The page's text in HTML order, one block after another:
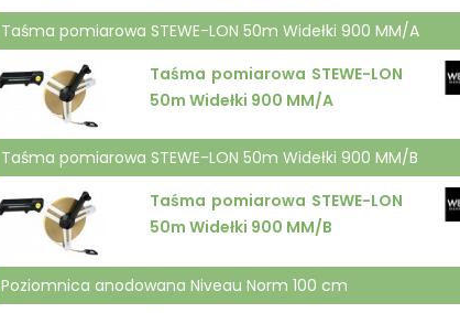
Taśma pomiarowa STEWE-LON 50m Widełki 900 MM/A
Taśma pomiarowa STEWE-LON
50m Widełki 900 MM/A
Taśma pomiarowa STEWE-LON 50m Widełki 900 MM/B
Taśma pomiarowa STEWE-LON
50m Widełki 900 MM/B
Poziomnica anodowana Niveau Norm 100 cm